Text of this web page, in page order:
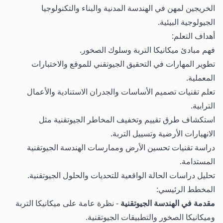
الخريجين لمهن في الهندسة المدنية والبناء والتكنولوجيا
الجيولوجية البيئية.
أهداف التعلم:
فهم مبادئ ميكانيكا التربة وسلوك الصخور.
تطوير المهارات في التحقيق الجيوتقني للموقع والاختبارات
المعملية.
تعلم تقنيات تصميم الأساسات والجدران الاستنادية والأعمال
الترابية.
استكشاف طرق تقييم وتخفيف المخاطر الجيوتقنية مثل
الانهيارات الأرضية وتسييل التربة.
دراسة تقنيات تحسين الأرض وممارسات الهندسة الجيوتقنية
المستدامة.
تحليل دراسات الحالة الواقعية للتحديات والحلول الجيوتقنية.
المخطط الرئيسي:
مقدمة في الهندسة الجيوتقنية - نظرة عامة على ميكانيكا التربة
وميكانيكا الصخور والتطبيقات الجيوتقنية.